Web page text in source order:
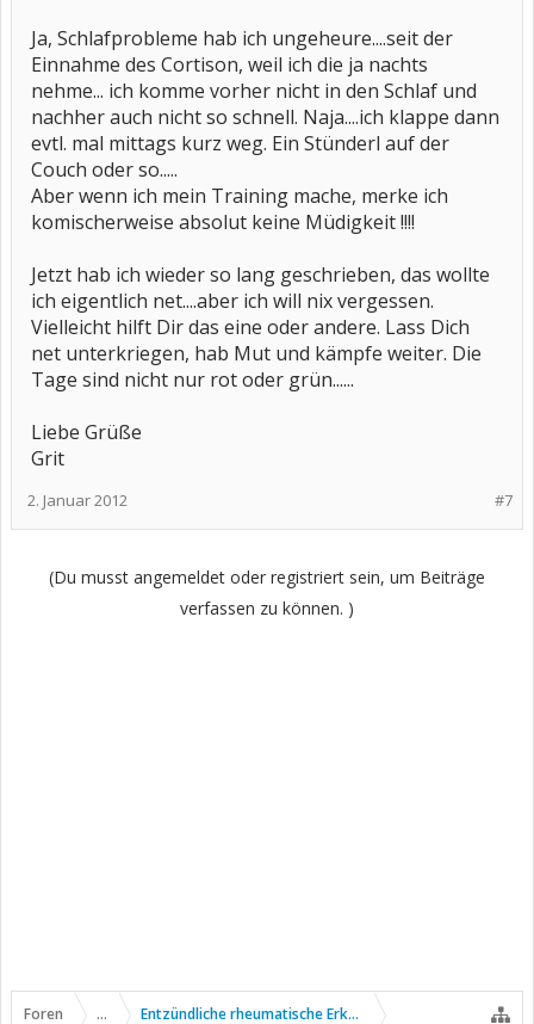
Ja, Schlafprobleme hab ich ungeheure....seit der
Einnahme des Cortison, weil ich die ja nachts
nehme... ich komme vorher nicht in den Schlaf und
nachher auch nicht so schnell. Naja....ich klappe dann
evtl. mal mittags kurz weg. Ein Stünderl auf der
Couch oder so.....
Aber wenn ich mein Training mache, merke ich
komischerweise absolut keine Müdigkeit !!!!
Jetzt hab ich wieder so lang geschrieben, das wollte
ich eigentlich net....aber ich will nix vergessen.
Vielleicht hilft Dir das eine oder andere. Lass Dich
net unterkriegen, hab Mut und kämpfe weiter. Die
Tage sind nicht nur rot oder grün......
Liebe Grüße
Grit
#7
2. Januar 2012
(Du musst angemeldet oder registriert sein, um Beiträge
verfassen zu können. )
Foren ... Entzündliche rheumatische Erkrankungen